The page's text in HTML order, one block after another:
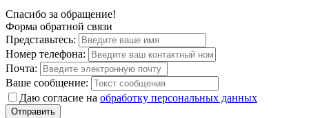
Спасибо за обращение!
Форма обратной связи
Представьтесь:
Номер телефона:
Почта:
Ваше сообщение:
Даю согласие на обработку персональных данных
Отправить